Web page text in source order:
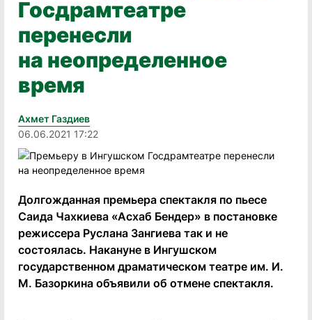
Госдрамтеатре
перенесли
на неопределенное
время
Ахмет Газдиев
06.06.2021 17:22
Долгожданная премьера спектакля по пьесе
Саида Чахкиева «Асхаб Бендер» в постановке
режиссера Руслана Зангиева так и не
состоялась. Накануне в Ингушском
государственном драматическом театре им. И.
М. Базоркина объявили об отмене спектакля.